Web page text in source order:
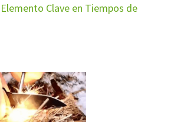
Clave en Tiempos de